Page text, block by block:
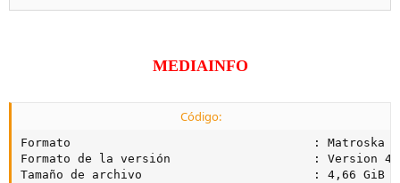
MEDIAINFO
Código:
Formato                                  : Matroska
Formato de la versión                    : Version 4
Tamaño de archivo                        : 4,66 GiB